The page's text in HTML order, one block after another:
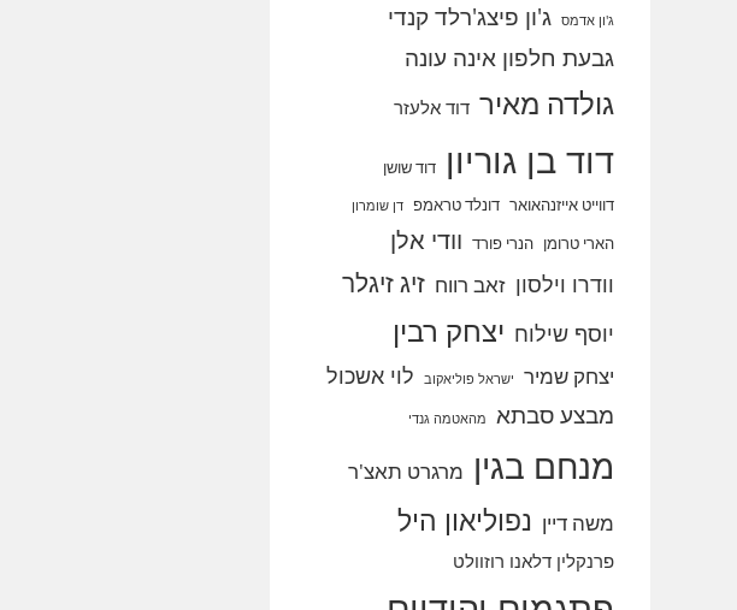
ג'ון אדמס ג'ון פיצג'רלד קנדי
גבעת חלפון אינה עונה
גולדה מאיר דוד אלעזר
דוד בן גוריון דוד שושן
דווייט אייזנהאואר דונלד טראמפ דן שומרון
הארי טרומן הנרי פורד וודי אלן
וודרו וילסון זאב רווח זיג זיגלר
יוסף שילוח יצחק רבין
יצחק שמיר ישראל פוליאקוב לוי אשכול
מבצע סבתא מהאטמה גנדי
מנחם בגין מרגרט תאצ'ר
משה דיין נפוליאון היל
פרנקלין דלאנו רוזוולט